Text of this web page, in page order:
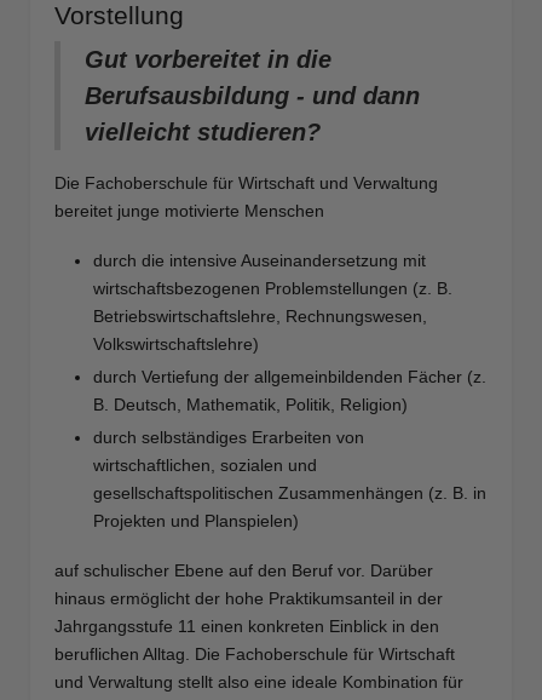
Vorstellung
Gut vorbereitet in die
Berufsausbildung - und dann
vielleicht studieren?
Die Fachoberschule für Wirtschaft und Verwaltung
bereitet junge motivierte Menschen
durch die intensive Auseinandersetzung mit
wirtschaftsbezogenen Problemstellungen (z. B.
Betriebswirtschaftslehre, Rechnungswesen,
Volkswirtschaftslehre)
durch Vertiefung der allgemeinbildenden Fächer (z.
B. Deutsch, Mathematik, Politik, Religion)
durch selbständiges Erarbeiten von
wirtschaftlichen, sozialen und
gesellschaftspolitischen Zusammenhängen (z. B. in
Projekten und Planspielen)
auf schulischer Ebene auf den Beruf vor. Darüber
hinaus ermöglicht der hohe Praktikumsanteil in der
Jahrgangsstufe 11 einen konkreten Einblick in den
beruflichen Alltag. Die Fachoberschule für Wirtschaft
und Verwaltung stellt also eine ideale Kombination für